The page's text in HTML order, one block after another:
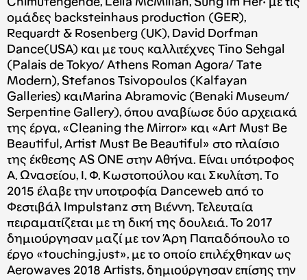
Chimutengende, Leila McMillan, Sung Im Her· με τις
ομάδες backsteinhaus production (GER),
Requardt & Rosenberg (UK), David Dorfman
Dance(USA) και με τους καλλιτέχνες Tino Sehgal
(Palais de Tokyo/ Athens Roman Agora/ Tate
Modern), Stefanos Tsivopoulos (Kalfayan
Galleries) καιMarina Abramovic (Benaki Museum/
Serpentine Gallery), όπου αναβίωσε δύο αρχειακά
της έργα, «Cleaning the Mirror» και «Art Must Be
Beautiful, Artist Must Be Beautiful» στο πλαίσιο
της έκθεσης AS ONE στην Αθήνα. Είναι υπότροφος
Α. Ωνασείου, Ι. Φ. Κωστοπούλου και Σκυλίτση. Tο
2015 έλαβε την υποτροφία Danceweb από το
Φεστιβάλ Impulstanz στη Βιέννη. Τελευταία
πειραματίζεται με τη δική της δουλειά. Το 2017
δημιούργησαν μαζί με τον Άρη Παπαδόπουλο το
έργο «touching.just», με το οποίο επιλέχθηκαν ως
Aerowaves 2018 Artists, δημιούργησαν επίσης την